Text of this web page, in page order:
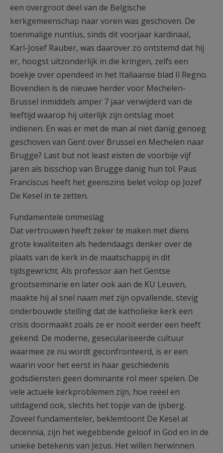
een overgroot deel van de Belgische
kerkgemeenschap naar voren was geschoven. De
toenmalige nuntius, sinds dit voorjaar kardinaal,
Karl-Josef Rauber, was daarover zo ontstemd dat hij
er, hoogst uitzonderlijk in die kringen, zelfs een
boekje over opendeed in het Italiaanse blad Il Regno.
Bovendien is de nieuwe herder voor Mechelen-
Brussel inmiddels amper 7 jaar verwijderd van de
leeftijd waarop hij uiterlijk zijn ontslag moet
indienen. En was er met de man al niet danig genoeg
geschoven van Gent over Brussel en Mechelen naar
Brugge? Last but not least eisten de voorbije vijf
jaren als bisschop van Brugge danig hun tol. Paus
Franciscus heeft het geenszins belet volop op Jozef
De Kesel in te zetten.
Fundamentele ommeslag
Dat vertrouwen heeft zeker te maken met diens
grote kwaliteiten als hedendaags denker over de
plaats van de kerk in de maatschappij in dit
tijdsgewricht. Als professor aan het Gentse
grootseminarie en later ook aan de KU Leuven,
maakte hij al snel naam met zijn opvallende, stevig
onderbouwde stelling dat de katholieke kerk een
crisis doormaakt zoals ze er nooit eerder een heeft
gekend. De moderne, geseculariseerde cultuur
waarmee ze nu wordt geconfronteerd, is er een
waarin voor het eerst in haar geschiedenis
godsdiensten geen dominante rol meer spelen. De
vele actuele kerkproblemen zijn, hoe reëel en
uitdagend ook, slechts het topje van de ijsberg.
Zoveel fundamenteler, beklemtoont De Kesel al
decennia, zijn het wegebbende geloof in God en in de
unieke betekenis van Jezus. Het willen herwinnen